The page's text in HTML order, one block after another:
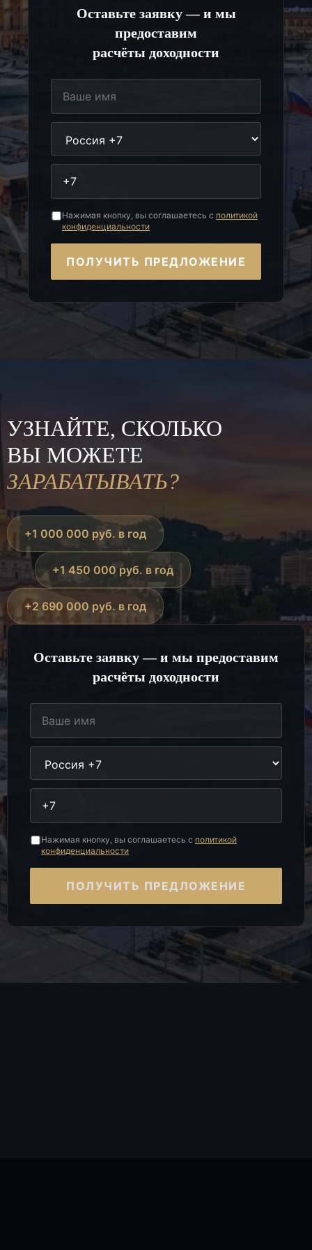
Оставьте заявку — и мы
предоставим
расчёты доходности
Нажимая кнопку, вы соглашаетесь с политикой
конфиденциальности
ПОЛУЧИТЬ ПРЕДЛОЖЕНИЕ
УЗНАЙТЕ, СКОЛЬКО
ВЫ МОЖЕТЕ
ЗАРАБАТЫВАТЬ?
+1 000 000 руб. в год
+1 450 000 руб. в год
+2 690 000 руб. в год
Оставьте заявку — и мы предоставим
расчёты доходности
Нажимая кнопку, вы соглашаетесь с политикой
конфиденциальности
ПОЛУЧИТЬ ПРЕДЛОЖЕНИЕ